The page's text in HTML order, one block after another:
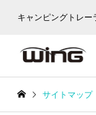
キャンピングトレ
サイトマップ